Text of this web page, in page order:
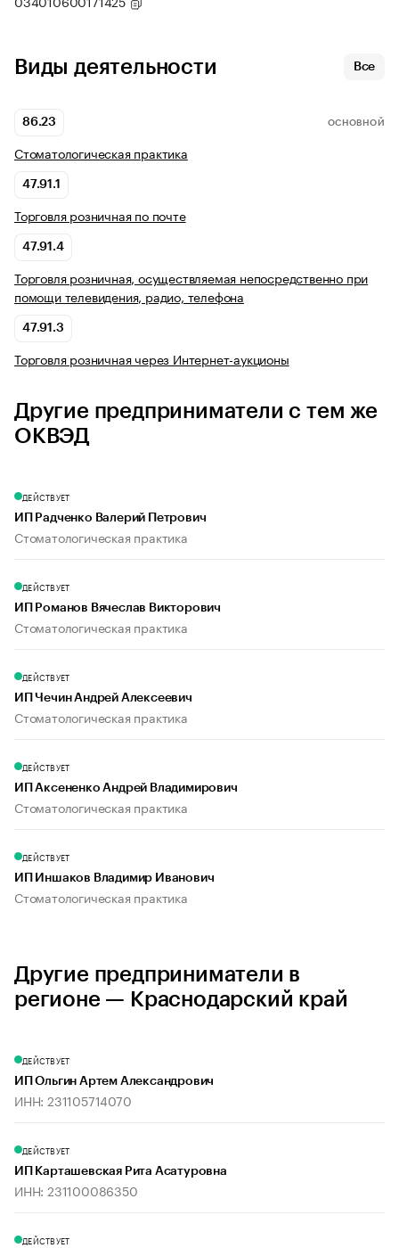
Виды деятельности Все
86.23 ОСНОВНОЙ
Стоматологическая практика
47.91.1
Торговля розничная по почте
47.91.4
Торговля розничная, осуществляемая непосредственно при
помощи телевидения, радио, телефона
47.91.3
Торговля розничная через Интернет-аукционы
Другие предприниматели с тем же
ОКВЭД
ДЕЙСТВУЕТ
ИП Радченко Валерий Петрович
Стоматологическая практика
ДЕЙСТВУЕТ
ИП Романов Вячеслав Викторович
Стоматологическая практика
ДЕЙСТВУЕТ
ИП Чечин Андрей Алексеевич
Стоматологическая практика
ДЕЙСТВУЕТ
ИП Аксененко Андрей Владимирович
Стоматологическая практика
ДЕЙСТВУЕТ
ИП Иншаков Владимир Иванович
Стоматологическая практика
Другие предприниматели в
регионе — Краснодарский край
ДЕЙСТВУЕТ
ИП Ольгин Артем Александрович
ИНН: 231105714070
ДЕЙСТВУЕТ
ИП Карташевская Рита Асатуровна
ИНН: 231100086350
ДЕЙСТВУЕТ